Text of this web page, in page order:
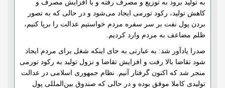
به تولید برود به توزیع و مصرف رفته و با افزایش مصرف و
کاهش تولید، رکود تورمی ایجاد می‌شود و در حالی که به تصور
بردن پول نفت بر سر سفره مردم ‌خواستیم عدالت را برپا ‌کنیم،
ظلم مضاعف به مردم وارد ‌کردیم.
صدرا یادآور شد: به عبارتی به جای اینکه شغل برای مردم ایجاد
شود تقاضا بالا رفت و افزایش تقاضا و نزول تولید به رکود تورمی
منجر شد که اکنون گرفتار آنیم. نظام جمهوری اسلامی در عدالت
تولیدی کاملا موفق بوده و در حالی که صندوق بین‌المللی پول